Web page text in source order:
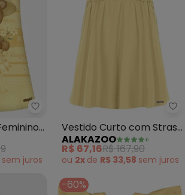
Trick Nick - Vestido Infantil
sem juros
Vestido Curto com Strass
(Amarelo)
ALAKAZOO
R$ 67,16R$ 167,90
ou 2x de R$ 33,58 sem juros
-60%